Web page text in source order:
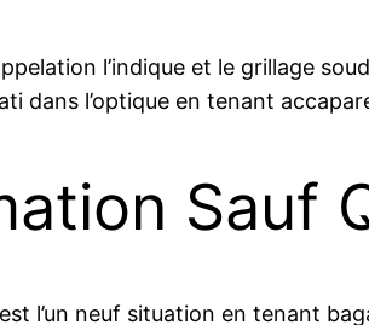
l’indique et le grillage
dans l’optique en tenant
Sauf
l’un neuf situation en tenant